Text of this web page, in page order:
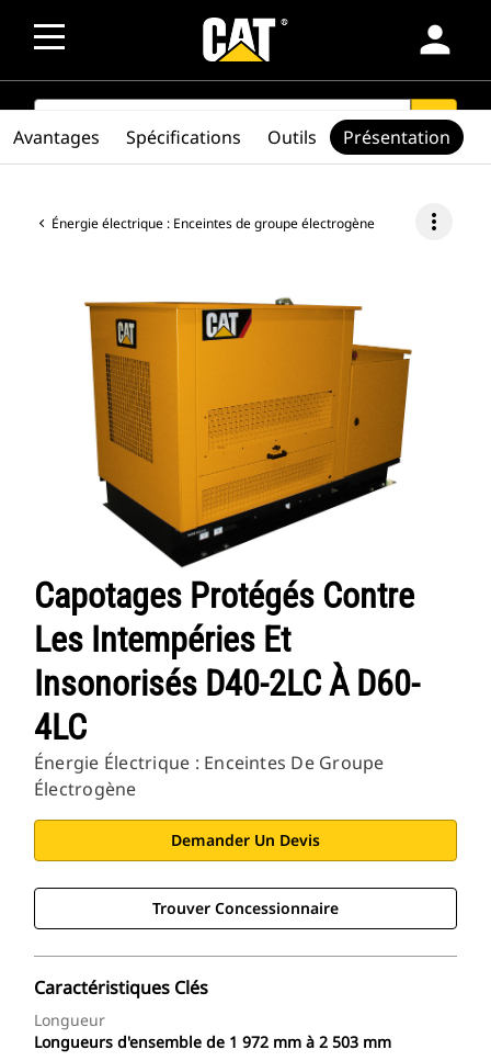
person
SEARCH search
Énergie électrique : Enceintes de groupe électrogène more_vert
Capotages Protégés Contre
Les Intempéries Et
Insonorisés D40-2LC À D60-
4LC
Énergie Électrique : Enceintes De Groupe
Électrogène
Demander Un Devis
Trouver Concessionnaire
Caractéristiques Clés
Longueur
Longueurs d'ensemble de 1 972 mm à 2 503 mm
Avantages Spécifications Outils Présentation